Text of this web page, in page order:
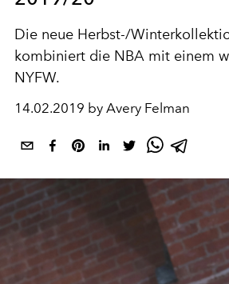
Die neue Herbst-/
kombiniert die NBA mit einem
NYFW.
14.02.2019 by Avery Felman